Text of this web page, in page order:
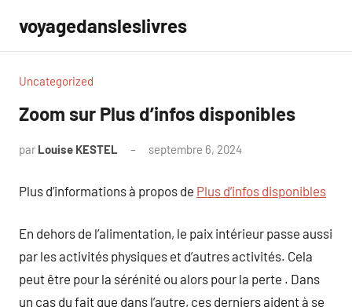
contenu
voyagedansleslivres
Uncategorized
Zoom sur Plus d’infos disponibles
par Louise KESTEL septembre 6, 2024
Plus d’informations à propos de Plus d’infos disponibles
En dehors de l’alimentation, le paix intérieur passe aussi
par les activités physiques et d’autres activités. Cela
peut être pour la sérénité ou alors pour la perte . Dans
un cas du fait que dans l’autre, ces derniers aident à se